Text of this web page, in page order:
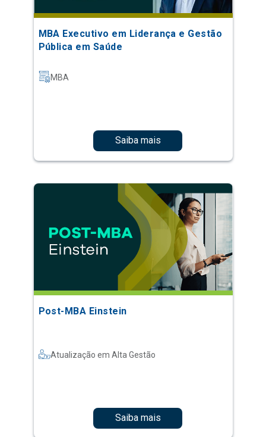
MBA Executivo em Liderança e Gestão
Pública em Saúde
MBA
Saiba mais
Post-MBA Einstein
Atualização em Alta Gestão
Saiba mais